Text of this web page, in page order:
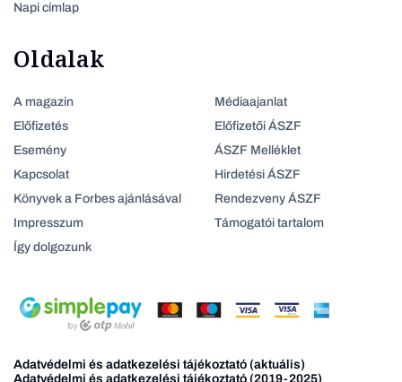
Napi címlap
Oldalak
A magazin
Előfizetés
Esemény
Kapcsolat
Könyvek a Forbes ajánlásával
Impresszum
Így dolgozunk
Médiaajanlat
Előfizetői ÁSZF
ÁSZF Melléklet
Hirdetési ÁSZF
Rendezveny ÁSZF
Támogatói tartalom
Adatvédelmi és adatkezelési tájékoztató (aktuális)
Adatvédelmi és adatkezelési tájékoztató (2019-2025)